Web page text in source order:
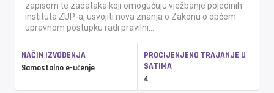
zapisom te zadataka koji omogućuju vježbanje pojedinih
instituta ZUP-a, usvojiti nova znanja o Zakonu o općem
upravnom postupku radi pravilni...
NAČIN IZVOĐENJA
Samostalno e-učenje
PROCIJENJENO TRAJANJE U
SATIMA
4